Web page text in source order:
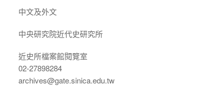
中文及外文
中央研究院近代史研究所
近史所檔案館閱覽室
02-27898284
archives@gate.sinica.edu.tw